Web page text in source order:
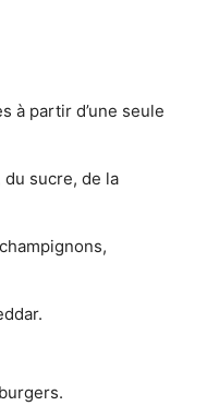
à partir d’une seule
sucre, de la